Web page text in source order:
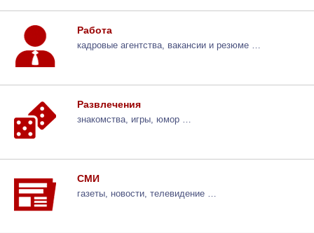
Работа
кадровые агентства, вакансии и резюме …
Развлечения
знакомства, игры, юмор …
СМИ
газеты, новости, телевидение …